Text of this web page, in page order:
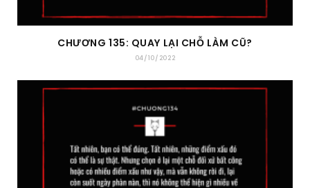
CHƯƠNG 135: QUAY LẠI CHỖ LÀM CŨ?
04/10/2022